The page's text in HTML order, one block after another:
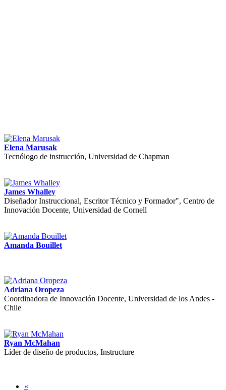
Elena Marusak
Tecnólogo de instrucción, Universidad de Chapman
James Whalley
Diseñador Instruccional, Escritor Técnico y Formador", Centro de
Innovación Docente, Universidad de Cornell
Amanda Bouillet
Adriana Oropeza
Coordinadora de Innovación Docente, Universidad de los Andes -
Chile
Ryan McMahan
Líder de diseño de productos, Instructure
«